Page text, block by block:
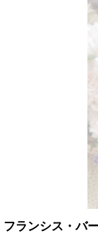
フランシス・バ